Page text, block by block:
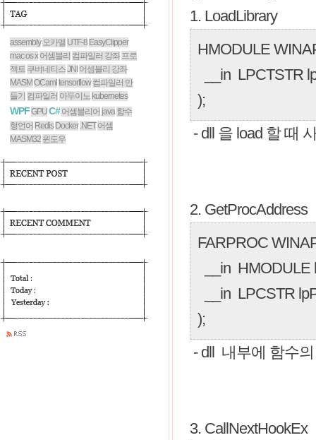
1. LoadLibrary
HMODULE
__in LPCTSTR
);
- dll 을 load 할 때
2. GetProcAddress
FARPROC
__in HMODULE
__in LPCSTR
);
- dll 내부에 함수
3. CallNextHookEx
assembly 오카멜 UTF-8 EasyClipper
mac os x 어셈블리 컴파일러 강좌 프로
젝트 쿠버네티스JNI 어셈블리 강좌
MASM OCaml tensorflow 컴파일러 만
들기 컴파일러 아두이노 kubernetes
WPFGPUC# 어셈블리어 java 함수
형언어 Redis Docker .NET 어셈
MASM32 윈도우